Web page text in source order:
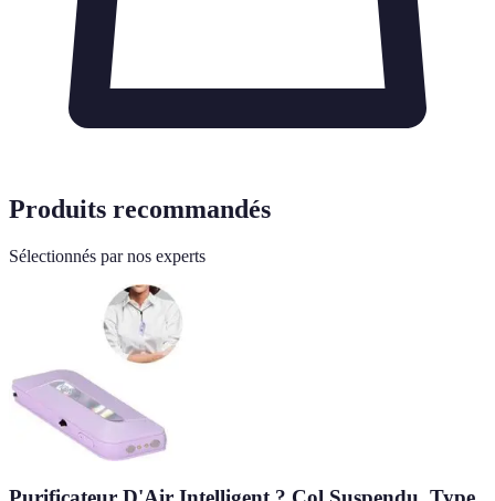
Produits recommandés
Sélectionnés par nos experts